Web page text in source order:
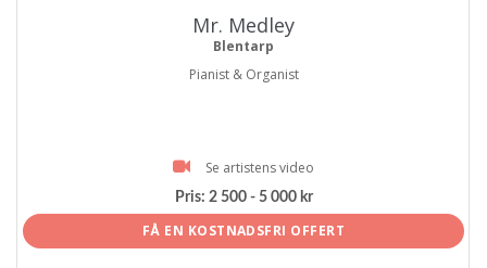
Mr. Medley
Blentarp
Pianist & Organist
Se artistens video
Pris: 2 500 - 5 000 kr
FÅ EN KOSTNADSFRI OFFERT